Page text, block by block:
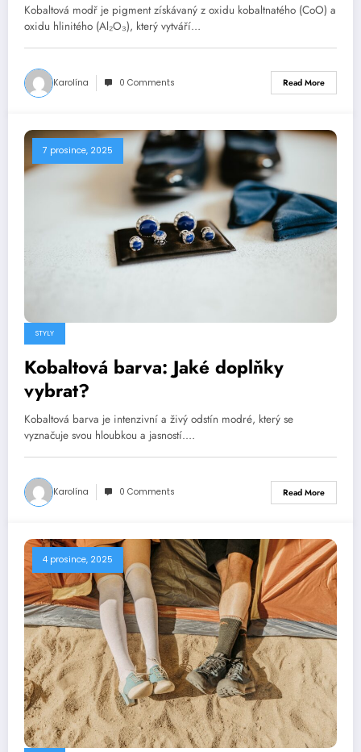
Kobaltová modř je pigment získávaný z oxidu kobaltnatého (CoO) a
oxidu hlinitého (Al₂O₃), který vytváří…
Karolína 0 Comments Read More
7 prosince, 2025
STYLY
Kobaltová barva: Jaké doplňky
vybrat?
Kobaltová barva je intenzivní a živý odstín modré, který se
vyznačuje svou hloubkou a jasností.…
Karolína 0 Comments Read More
4 prosince, 2025